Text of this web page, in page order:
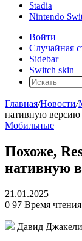
Stadia
Nintendo
Войти
Случайная
Sidebar
Switch skin
Главная/Новости/
нативную версию
Мобильные
Похоже,
нативную
21.01.2025
0 97 Время
Давид Джакели